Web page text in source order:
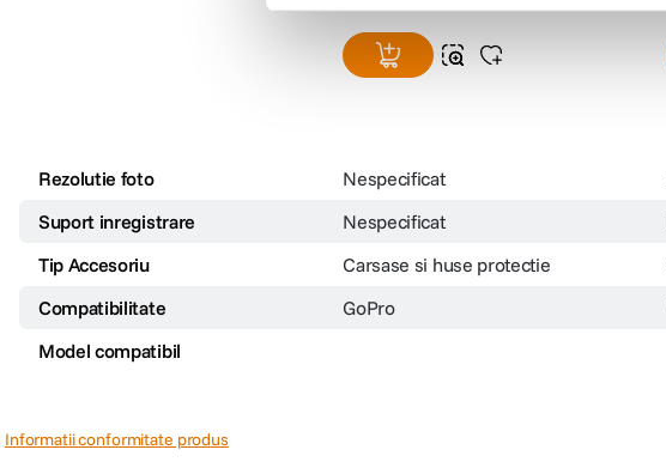
Rezolutie foto Nespecificat
Suport inregistrare
Nespecificat
Tip Accesoriu
Carsase si huse protectie
Compatibilitate
GoPro
Model compatibil
Informatii conformitate produs